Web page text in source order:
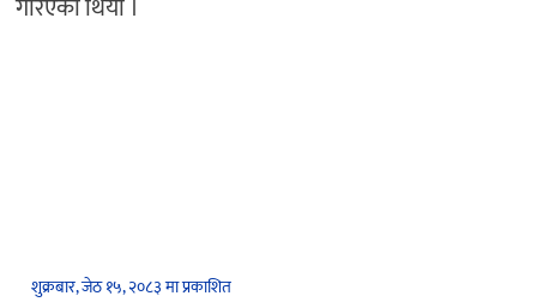
गरिएको थियो ।
शुक्रबार, जेठ १५, २०८३ मा प्रकाशित